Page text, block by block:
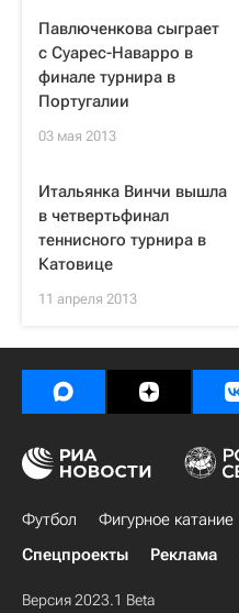
Павлюченкова сыграет
с Суарес-Наварро в
финале турнира в
Португалии
03 мая 2013
Итальянка Винчи вышла
в четвертьфинал
теннисного турнира в
Катовице
11 апреля 2013
Футбол Фигурное катание
Спецпроекты
Реклама
Версия 2023.1 Beta